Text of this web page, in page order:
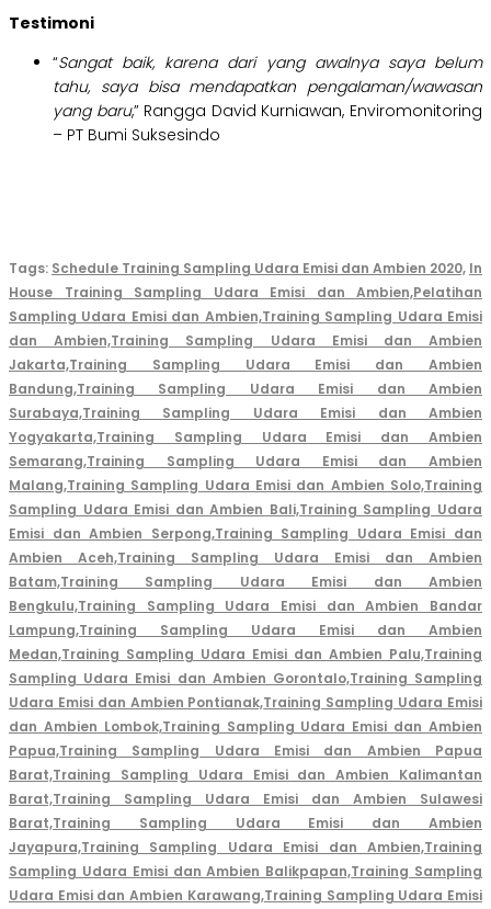
Testimoni
“Sangat baik, karena dari yang awalnya saya belum
tahu, saya bisa mendapatkan pengalaman/wawasan
yang baru,” Rangga David Kurniawan, Enviromonitoring
– PT Bumi Suksesindo
Tags: Schedule Training Sampling Udara Emisi dan Ambien 2020, In
House Training Sampling Udara Emisi dan Ambien,Pelatihan
Sampling Udara Emisi dan Ambien,Training Sampling Udara Emisi
dan Ambien,Training Sampling Udara Emisi dan Ambien
Jakarta,Training Sampling Udara Emisi dan Ambien
Bandung,Training Sampling Udara Emisi dan Ambien
Surabaya,Training Sampling Udara Emisi dan Ambien
Yogyakarta,Training Sampling Udara Emisi dan Ambien
Semarang,Training Sampling Udara Emisi dan Ambien
Malang,Training Sampling Udara Emisi dan Ambien Solo,Training
Sampling Udara Emisi dan Ambien Bali,Training Sampling Udara
Emisi dan Ambien Serpong,Training Sampling Udara Emisi dan
Ambien Aceh,Training Sampling Udara Emisi dan Ambien
Batam,Training Sampling Udara Emisi dan Ambien
Bengkulu,Training Sampling Udara Emisi dan Ambien Bandar
Lampung,Training Sampling Udara Emisi dan Ambien
Medan,Training Sampling Udara Emisi dan Ambien Palu,Training
Sampling Udara Emisi dan Ambien Gorontalo,Training Sampling
Udara Emisi dan Ambien Pontianak,Training Sampling Udara Emisi
dan Ambien Lombok,Training Sampling Udara Emisi dan Ambien
Papua,Training Sampling Udara Emisi dan Ambien Papua
Barat,Training Sampling Udara Emisi dan Ambien Kalimantan
Barat,Training Sampling Udara Emisi dan Ambien Sulawesi
Barat,Training Sampling Udara Emisi dan Ambien
Jayapura,Training Sampling Udara Emisi dan Ambien,Training
Sampling Udara Emisi dan Ambien Balikpapan,Training Sampling
Udara Emisi dan Ambien Karawang,Training Sampling Udara Emisi